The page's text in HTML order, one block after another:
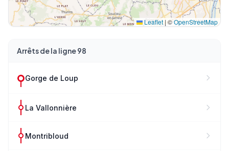
Arrêts de la ligne 98
Gorge de Loup
La Vallonnière
Montribloud
Leaflet | ©OpenStreetMap